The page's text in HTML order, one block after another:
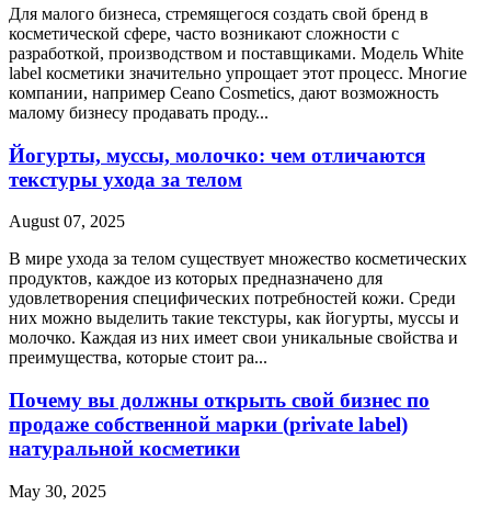
Для малого бизнеса, стремящегося создать свой бренд в
косметической сфере, часто возникают сложности с
разработкой, производством и поставщиками. Модель White
label косметики значительно упрощает этот процесс. Многие
компании, например Ceano Cosmetics, дают возможность
малому бизнесу продавать проду...
Йогурты, муссы, молочко: чем отличаются
текстуры ухода за телом
August 07, 2025
В мире ухода за телом существует множество косметических
продуктов, каждое из которых предназначено для
удовлетворения специфических потребностей кожи. Среди
них можно выделить такие текстуры, как йогурты, муссы и
молочко. Каждая из них имеет свои уникальные свойства и
преимущества, которые стоит ра...
Почему вы должны открыть свой бизнес по
продаже собственной марки (private label)
натуральной косметики
May 30, 2025